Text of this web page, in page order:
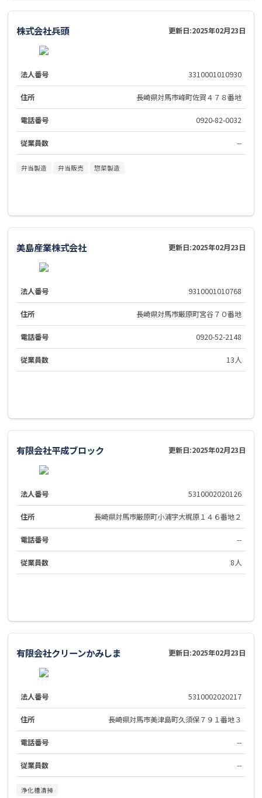
株式会社兵頭 更新日:2025年02月23日
法人番号 3310001010930
住所 長崎県対馬市峰町佐賀４７８番地
電話番号 0920-82-0032
従業員数 --
弁当製造 弁当販売 惣菜製造
美島産業株式会社 更新日:2025年02月23日
法人番号 9310001010768
住所 長崎県対馬市厳原町宮谷７０番地
電話番号 0920-52-2148
従業員数 13人
有限会社平成ブロック 更新日:2025年02月23日
法人番号 5310002020126
住所 長崎県対馬市厳原町小浦字大梶原１４６番地２
電話番号 --
従業員数 8人
有限会社クリーンかみしま 更新日:2025年02月23日
法人番号 5310002020217
住所 長崎県対馬市美津島町久須保７９１番地３
電話番号 --
従業員数 --
浄化槽清掃